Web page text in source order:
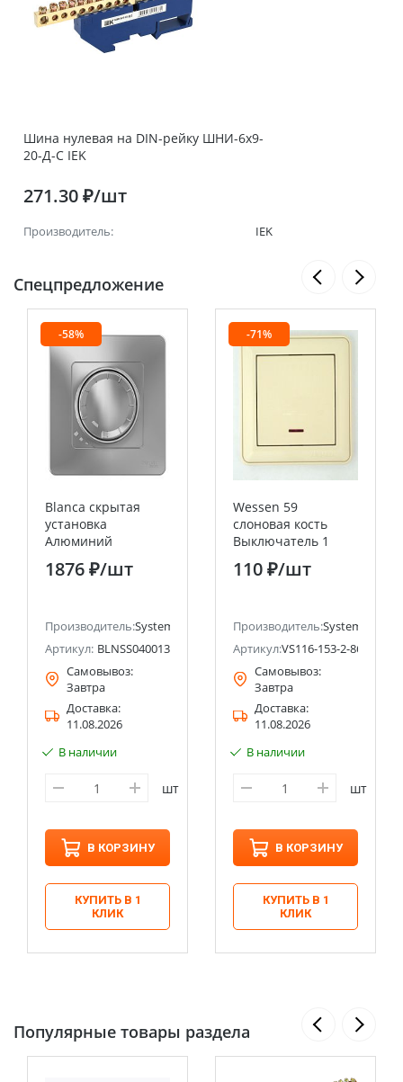
Шина нулевая на DIN-рейку ШНИ-6х9-
20-Д-С IEK
271.30 ₽/шт
Производитель: IEK
Спецпредложение
(ранее Schneider Electric)
-58%
Blanca скрытая
установка
Алюминий
Светорегулятор
(диммер)
Systeme Electric
(Schneider Electric)
1876 ₽/шт
Производитель:Systeme Electric (ранее Schneider Electric)
Артикул: BLNSS040013
Самовывоз:
Завтра
Доставка:
11.08.2026
В наличии
шт
В КОРЗИНУ
КУПИТЬ В 1
КЛИК
-71%
Wessen 59
слоновая кость
Выключатель 1
клавишный с
подсветкой 16А
Electric)
110 ₽/шт
Производитель:Systeme
Артикул:VS116-153-2-86
Самовывоз:
Завтра
Доставка:
11.08.2026
В наличии
шт
В КОРЗИНУ
КУПИТЬ В 1
КЛИК
Популярные товары раздела